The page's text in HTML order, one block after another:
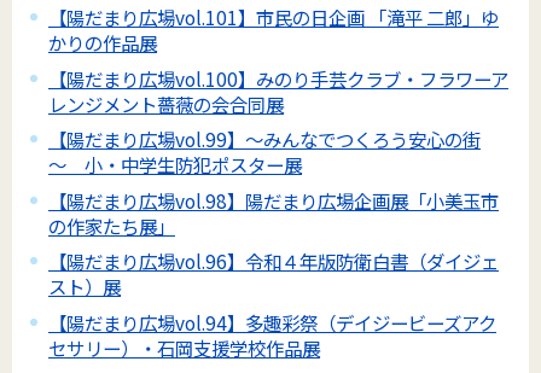
【陽だまり広場vol.101】市民の日企画 「滝平 二郎」ゆ
かりの作品展
【陽だまり広場vol.100】みのり手芸クラブ・フラワーア
レンジメント薔薇の会合同展
【陽だまり広場vol.99】～みんなでつくろう安心の街
～ 小・中学生防犯ポスター展
【陽だまり広場vol.98】陽だまり広場企画展「小美玉市
の作家たち展」
【陽だまり広場vol.96】令和４年版防衛白書（ダイジェ
スト）展
【陽だまり広場vol.94】多趣彩祭（デイジービーズアク
セサリー）・石岡支援学校作品展